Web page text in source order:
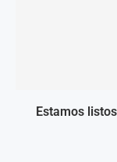
Estamos